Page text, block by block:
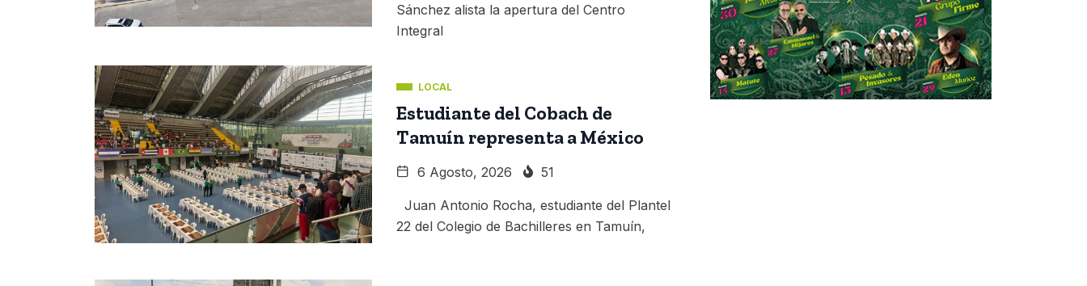
Sánchez alista la apertura del Centro
Integral
LOCAL
Estudiante del Cobach de
Tamuín representa a México
6 Agosto, 2026 51
Juan Antonio Rocha, estudiante del Plantel
22 del Colegio de Bachilleres en Tamuín,